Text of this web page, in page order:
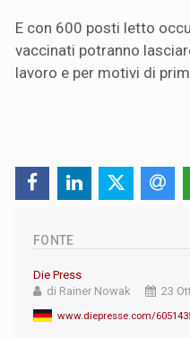
E con 600 posti letto
vaccinati potranno
lavoro e per motivi di
FONTE
Die Press
di Rainer Nowak
23